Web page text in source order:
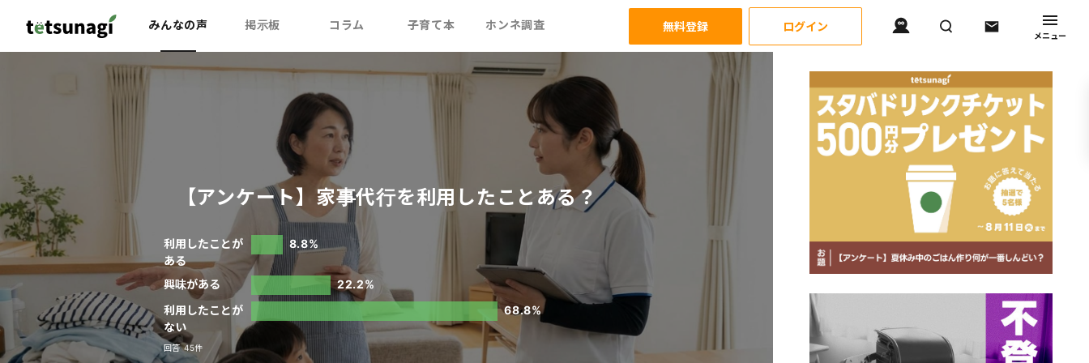
みんなの声 掲示板 コラム 子育て本 ホンネ調査 無料登録 ログイン
メニュー
【アンケート】家事代行を利用したことある？
利用したことが
ある
8.8%
興味がある
22.2%
利用したことが
ない
68.8%
回答 45件